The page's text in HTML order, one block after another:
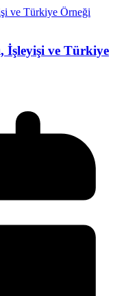
İşleyişi ve Türkiye